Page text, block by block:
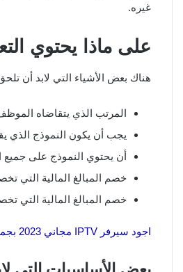
غيره.
على ماذا يحتوي
هناك بعض الأشياء التي لابد أن
المرتب الذي يتقاضاه
يجب أن يكون النموذج الذي
أن يحتوي النموذج على
خصم المبالغ المالية التي
خصم المبالغ المالية التي
اجود سيرفر IPTV مجاني 2023 بجميع القنوات العالمية